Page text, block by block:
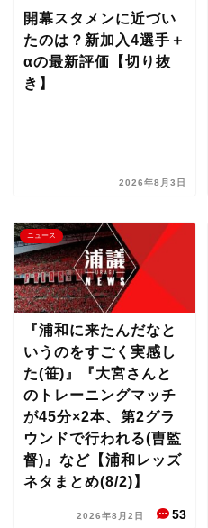
開幕スタメンに近づい
たのは？新加入4選手＋
αの最新評価【切り抜
き】
2026年8月3日
ニュース
『浦和に来たんだなと
いうのをすごく実感し
た(笹)』『大宮さんと
のトレーニングマッチ
が45分×2本、第2グラ
ウンドで行われる(曺監
督)』など【浦和レッズ
ネタまとめ(8/2)】
2026年8月2日 53